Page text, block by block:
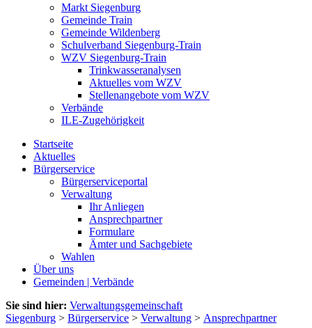
Markt Siegenburg
Gemeinde Train
Gemeinde Wildenberg
Schulverband Siegenburg-Train
WZV Siegenburg-Train
Trinkwasseranalysen
Aktuelles vom WZV
Stellenangebote vom WZV
Verbände
ILE-Zugehörigkeit
Startseite
Aktuelles
Bürgerservice
Bürgerserviceportal
Verwaltung
Ihr Anliegen
Ansprechpartner
Formulare
Ämter und Sachgebiete
Wahlen
Über uns
Gemeinden | Verbände
Sie sind hier: Verwaltungsgemeinschaft
Siegenburg > Bürgerservice > Verwaltung > Ansprechpartner